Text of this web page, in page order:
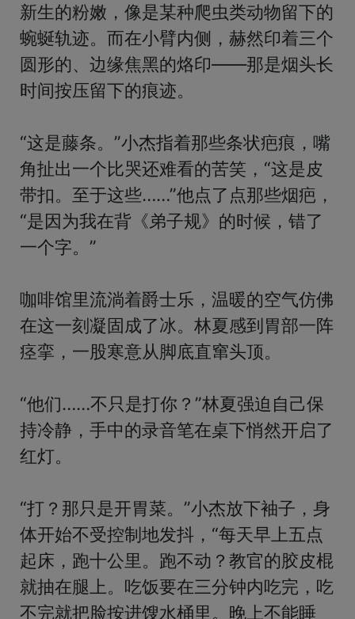
新生的粉嫩，像是某种爬虫类动物留下的
蜿蜒轨迹。而在小臂内侧，赫然印着三个
圆形的、边缘焦黑的烙印——那是烟头长
时间按压留下的痕迹。
“这是藤条。”小杰指着那些条状疤痕，嘴
角扯出一个比哭还难看的苦笑，“这是皮
带扣。至于这些……”他点了点那些烟疤，
“是因为我在背《弟子规》的时候，错了
一个字。”
咖啡馆里流淌着爵士乐，温暖的空气仿佛
在这一刻凝固成了冰。林夏感到胃部一阵
痉挛，一股寒意从脚底直窜头顶。
“他们……不只是打你？”林夏强迫自己保
持冷静，手中的录音笔在桌下悄然开启了
红灯。
“打？那只是开胃菜。”小杰放下袖子，身
体开始不受控制地发抖，“每天早上五点
起床，跑十公里。跑不动？教官的胶皮棍
就抽在腿上。吃饭要在三分钟内吃完，吃
不完就把脸按进馊水桶里。晚上不能睡